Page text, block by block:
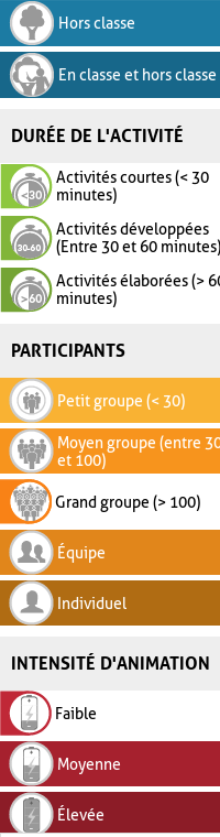
Hors classe
En classe et hors classe
DURÉE DE L'ACTIVITÉ
Activités courtes (< 30
minutes)
Activités développées
(Entre 30 et 60 minutes)
Activités élaborées (>
minutes)
PARTICIPANTS
Petit groupe (< 30)
Moyen groupe (entre
et 100)
Grand groupe (> 100)
Équipe
Individuel
INTENSITÉ D'ANIMATION
Faible
Moyenne
Élevée